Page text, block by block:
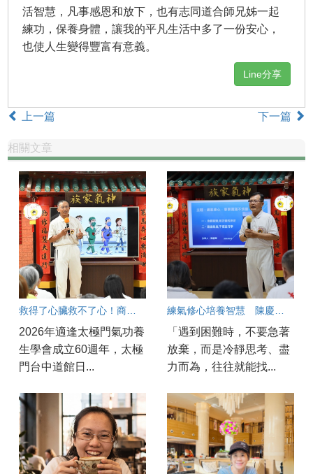
活智慧，凡事感恩和放下，也有志同道合師兄姊一起
練功，保養身體，讓我的平凡生活中多了一份安心，
也使人生變得豐富有意義。
Line分享
上一篇 下一篇
相關文章
2026年適逢太極門氣功養
生學會成立60週年，太極
門台中道館日...
「遇到困難時，不要急著
放棄，而是冷靜思考、盡
力而為，往往就能找...